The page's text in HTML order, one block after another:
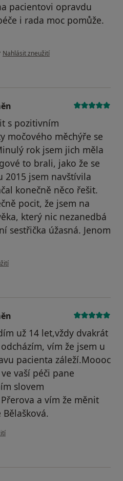
pacientovi opravdu
i rada moc pomůže.
podle názoru uživatele MH.
Nahlásit zneužití
s pozitivním
močového měchýře se
rok jsem jich měla
to brali, jako že se
2015 jsem navštívila
konečně něco řešit.
pocit, že jsem na
který nic nezanedbá
sestřička úžasná. Jenom
Váš účet byl odstraněn
už 14 let,vždy dvakrát
vím že jsem u
pacienta záleží.Moooc
vaší péči pane
slovem
Přerova a vím že měnit
Váš účet byl odstraněn